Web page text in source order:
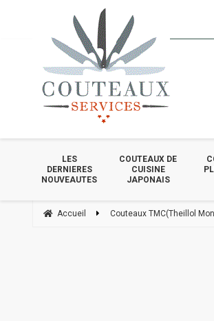
LES
DERNIERES
NOUVEAUTES
COUTEAUX DE
CUISINE
JAPONAIS
Accueil Couteaux TMC(Theillol